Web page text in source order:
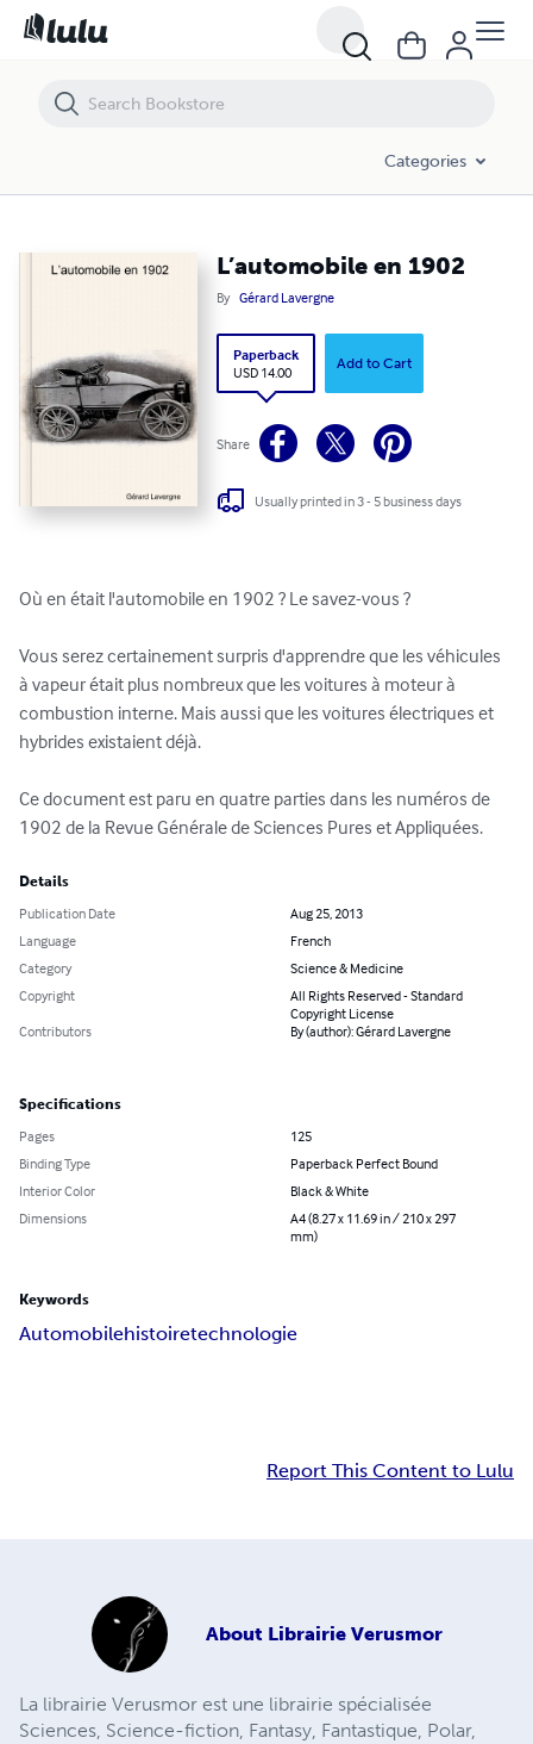
Categories
L’automobile en 1902
By Gérard Lavergne
Paperback
USD 14.00
Add to Cart
Share
Usually printed in 3 - 5 business days
Où en était l'automobile en 1902 ? Le savez-vous ?
Vous serez certainement surpris d'apprendre que les véhicules
à vapeur était plus nombreux que les voitures à moteur à
combustion interne. Mais aussi que les voitures électriques et
hybrides existaient déjà.
Ce document est paru en quatre parties dans les numéros de
1902 de la Revue Générale de Sciences Pures et Appliquées.
Details
Publication Date
Aug 25, 2013
Language
French
Category
Science & Medicine
Copyright
All Rights Reserved - Standard
Copyright License
Contributors
By (author): Gérard Lavergne
Specifications
Pages
125
Binding Type
Paperback Perfect Bound
Interior Color
Black & White
Dimensions
A4 (8.27 x 11.69 in / 210 x 297
mm)
Keywords
Automobilehistoiretechnologie
Report This Content to Lulu
About Librairie Verusmor
La librairie Verusmor est une librairie spécialisée
Sciences, Science-fiction, Fantasy, Fantastique, Polar,
L’automobile en 1902